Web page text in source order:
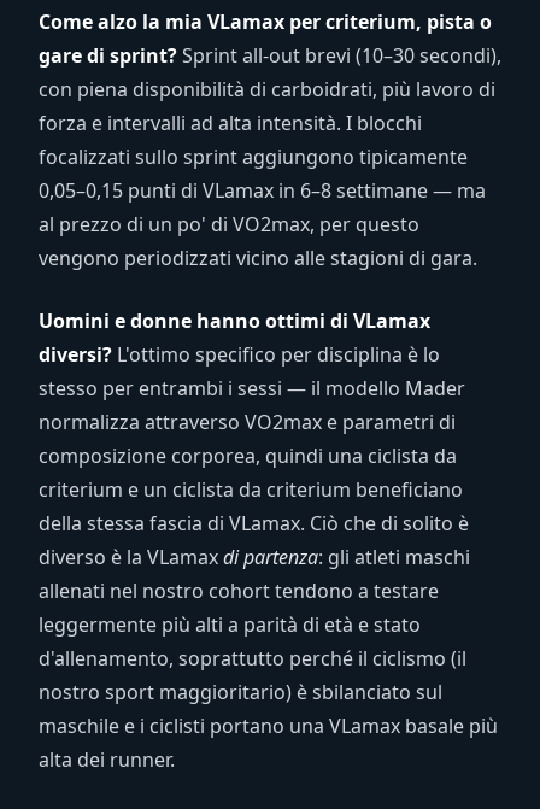
Come alzo la mia VLamax per criterium, pista o
gare di sprint?Sprint all-out brevi (10–30 secondi),
con piena disponibilità di carboidrati, più lavoro di
forza e intervalli ad alta intensità. I blocchi
focalizzati sullo sprint aggiungono tipicamente
0,05–0,15 punti di VLamax in 6–8 settimane — ma
al prezzo di un po' di VO2max, per questo
vengono periodizzati vicino alle stagioni di gara.
Uomini e donne hanno ottimi di VLamax
diversi? L'ottimo specifico per disciplina è lo
stesso per entrambi i sessi — il modello Mader
normalizza attraverso VO2max e parametri di
composizione corporea, quindi una ciclista da
criterium e un ciclista da criterium beneficiano
della stessa fascia di VLamax. Ciò che di solito è
diverso è la VLamaxdi partenza: gli atleti maschi
allenati nel nostro cohort tendono a testare
leggermente più alti a parità di età e stato
d'allenamento, soprattutto perché il ciclismo (il
nostro sport maggioritario) è sbilanciato sul
maschile e i ciclisti portano una VLamax basale più
alta dei runner.